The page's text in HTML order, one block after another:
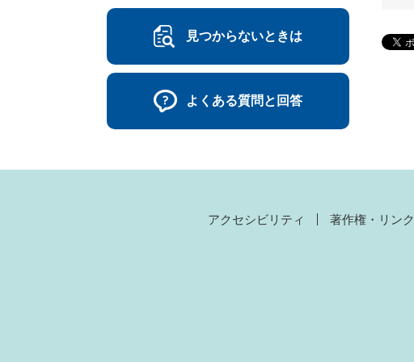
見つからないときは
よくある質問と回答
アクセシビリティ 著作権・リンク